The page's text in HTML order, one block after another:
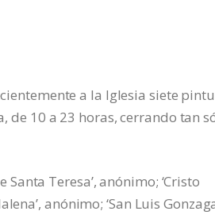
a la Iglesia siete
10 a 23 horas, cerrando tan
Santa Teresa’, anónimo; ‘Cristo
anónimo; ‘San Luis